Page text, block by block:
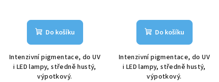
Do košíku
Intenzivní pigmentace, do UV
i LED lampy, středně hustý,
výpotkový.
Do košíku
Intenzivní pigmentace, do UV
i LED lampy, středně hustý,
výpotkový.